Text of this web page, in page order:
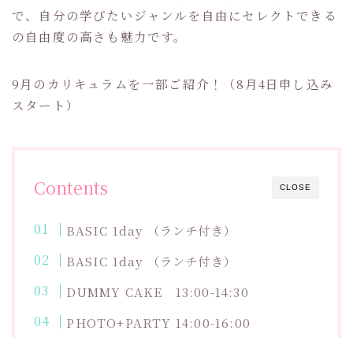
で、自分の学びたいジャンルを自由にセレクトできる
の自由度の高さも魅力です。
9月のカリキュラムを一部ご紹介！（8月4日申し込み
スタート）
CLOSE
Contents
BASIC 1day （ランチ付き）
BASIC 1day （ランチ付き）
DUMMY CAKE 13:00-14:30
PHOTO+PARTY 14:00-16:00